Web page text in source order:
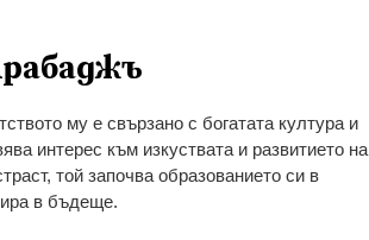
му е свързано с богатата култура и
интерес към изкуствата и развитието на
той започва образованието си в
в бъдеще.